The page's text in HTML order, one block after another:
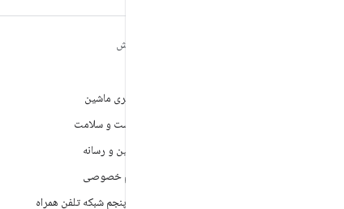
کاوش
یادگیری ماشین
بهداشت و سلامت
دوربین و رسانه
حریم خصوصی
نسل پنجم شبکه تلفن همراه